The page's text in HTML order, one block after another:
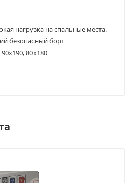
нагрузка на спальные места.
безопасный борт
90х190, 80х180